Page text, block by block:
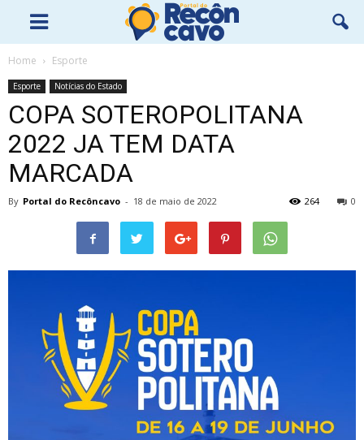
Home Esporte
Esporte Notícias do Estado
COPA SOTEROPOLITANA
2022 JA TEM DATA
MARCADA
By Portal do Recôncavo - 18 de maio de 2022 0
264